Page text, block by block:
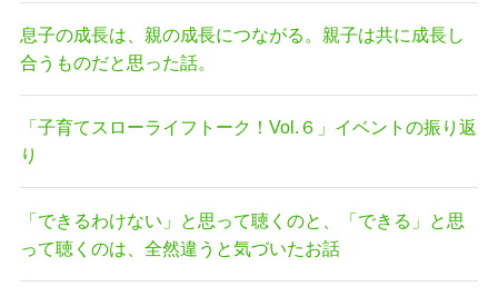
息子の成長は、親の成長につながる。親子は共に成長し
合うものだと思った話。
「子育てスローライフトーク！Vol.６」イベントの振り返
り
「できるわけない」と思って聴くのと、「できる」と思
って聴くのは、全然違うと気づいたお話